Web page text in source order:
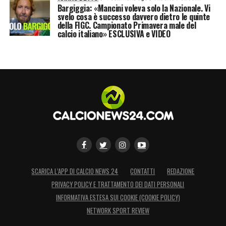
Bargiggia: «Mancini voleva solo la Nazionale. Vi
svelo cosa è successo davvero dietro le quinte
della FIGC. Campionato Primavera male del
calcio italiano» ESCLUSIVA e VIDEO
SCARICA L’APP DI CALCIO NEWS 24 CONTATTI
REDAZIONE
PRIVACY POLICY E TRATTAMENTO DEI DATI PERSONALI
INFORMATIVA ESTESA SUI COOKIE (COOKIE POLICY)
NETWORK SPORT REVIEW